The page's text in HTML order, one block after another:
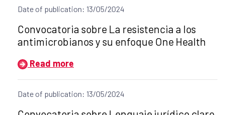
Date of publication: 13/05/2024
Title of the announcement:
Convocatoria sobre La resistencia a los
antimicrobianos y su enfoque One Health
Read more
Date of publication: 13/05/2024